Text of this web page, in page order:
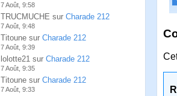
7 Août, 9:58
TRUCMUCHE sur Charade 212
7 Août, 9:48
Titoune sur Charade 212
7 Août, 9:39
lolotte21 sur Charade 212
7 Août, 9:35
Titoune sur Charade 212
7 Août, 9:33